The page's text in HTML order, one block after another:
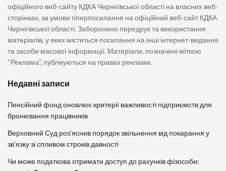
офіційного веб-сайту КДКА Чернігівської області на власних веб-
сторінках, за умови гіперпосилання на офіційний веб-сайт КДКА
Чернігівської області. Заборонено передрук та використання
матеріалів, у яких міститься посилання на інші інтернет-видання
та засоби масової інформації. Матеріали, позначені міткою
“Реклама”, публікуються на правах реклами.
Недавні записи
Пенсійний фонд оновлює критерії важливості підприємств для
бронювання працівників
Верховний Суд роз’яснив порядок звільнення від покарання у
зв’язку зі спливом строків давності
Чи може податкова отримати доступ до рахунків фізособи: